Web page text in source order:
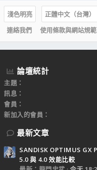
淺色明亮
正體中文（台灣）
連絡我們
使用條款與網站規範
論壇統計
主題
訊息
會員
新加入的會員
最新文章
SANDISK OPTIMUS GX
5.0 與 4.0 效能比較